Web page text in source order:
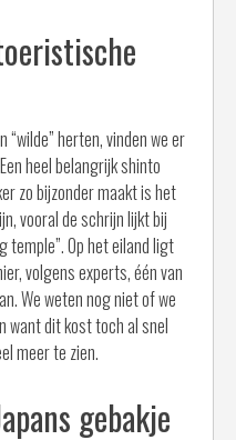
herten, vinden we er
heel belangrijk shinto
zo bijzonder maakt is het
vooral de schrijn lijkt bij
temple”. Op het eiland ligt
volgens experts, één van
We weten nog niet of we
want dit kost toch al snel
meer te zien.